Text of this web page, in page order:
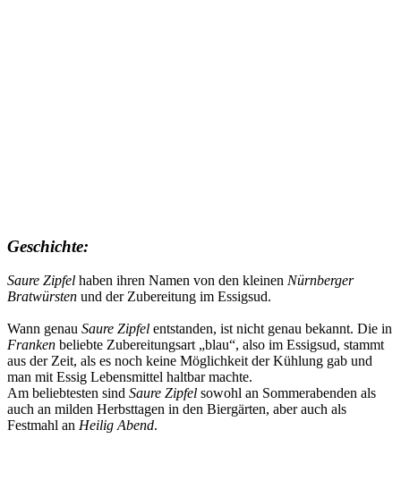
Geschichte:
Saure Zipfel haben ihren Namen von den kleinen Nürnberger
Bratwürsten und der Zubereitung im Essigsud.
Wann genau Saure Zipfel entstanden, ist nicht genau bekannt. Die in
Franken beliebte Zubereitungsart „blau“, also im Essigsud, stammt
aus der Zeit, als es noch keine Möglichkeit der Kühlung gab und
man mit Essig Lebensmittel haltbar machte.
Am beliebtesten sind Saure Zipfel sowohl an Sommerabenden als
auch an milden Herbsttagen in den Biergärten, aber auch als
Festmahl an Heilig Abend.